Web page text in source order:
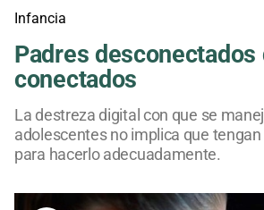
Infancia
Padres desconectados
conectados
La destreza digital con que se
adolescentes no implica que
para hacerlo adecuadamente.